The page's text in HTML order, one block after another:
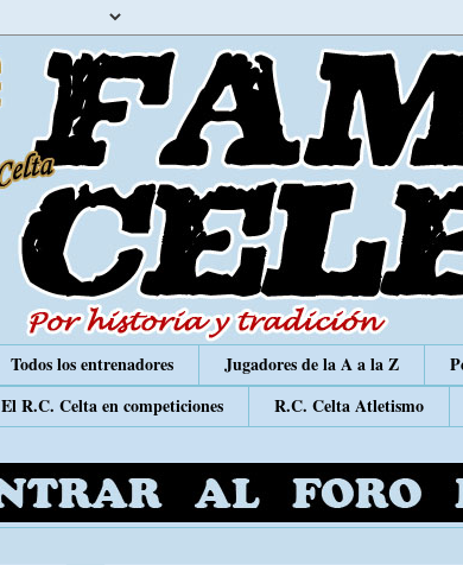
Todos los entrenadores Jugadores de la A a la Z
El R.C. Celta en competiciones R.C. Celta Atletismo